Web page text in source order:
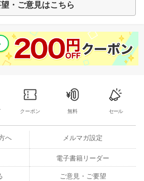
望・ご意見はこちら
クーポン 無料 セール
へ メルマガ設定
電子書籍リーダー
ご意見・ご要望